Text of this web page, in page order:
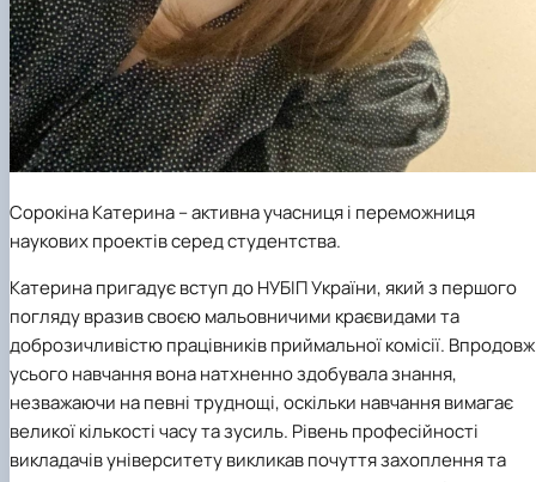
Сорокіна Катерина– активна учасниця і переможниця
наукових проектів серед студентства.
Катерина пригадує вступ до НУБІП України, який з першого
погляду вразив своєю мальовничими краєвидами та
доброзичливістю працівників приймальної комісії. Впродовж
усього навчання вона натхненно здобувала знання,
незважаючи на певні труднощі, оскільки навчання вимагає
великої кількості часу та зусиль. Рівень професійності
викладачів університету викликав почуття захоплення та